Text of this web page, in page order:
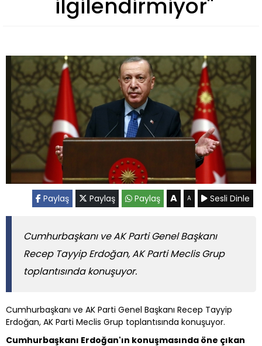
ilgilendirmiyor"
Paylaş Paylaş Paylaş A A Sesli Dinle
Cumhurbaşkanı ve AK Parti Genel Başkanı
Recep Tayyip Erdoğan, AK Parti Meclis Grup
toplantısında konuşuyor.
Cumhurbaşkanı ve AK Parti Genel Başkanı Recep Tayyip
Erdoğan, AK Parti Meclis Grup toplantısında konuşuyor.
Cumhurbaşkanı Erdoğan'ın konuşmasında öne çıkan